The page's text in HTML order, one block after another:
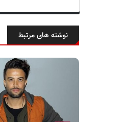
نوشته های مرتبط